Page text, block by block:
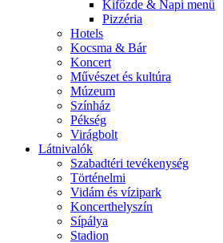
Kifőzde & Napi menü
Pizzéria
Hotels
Kocsma & Bár
Koncert
Művészet és kultúra
Múzeum
Színház
Pékség
Virágbolt
Látnivalók
Szabadtéri tevékenység
Történelmi
Vidám és vízipark
Koncerthelyszín
Sípálya
Stadion